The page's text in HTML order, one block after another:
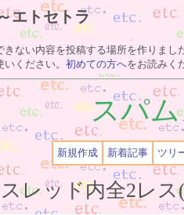
エトセトラ
きない内容を投稿する場所を作りまし
ください。 初めての方へをお読みく
スパ
新規作成 新着記事 ツリ
レッド内全2レ